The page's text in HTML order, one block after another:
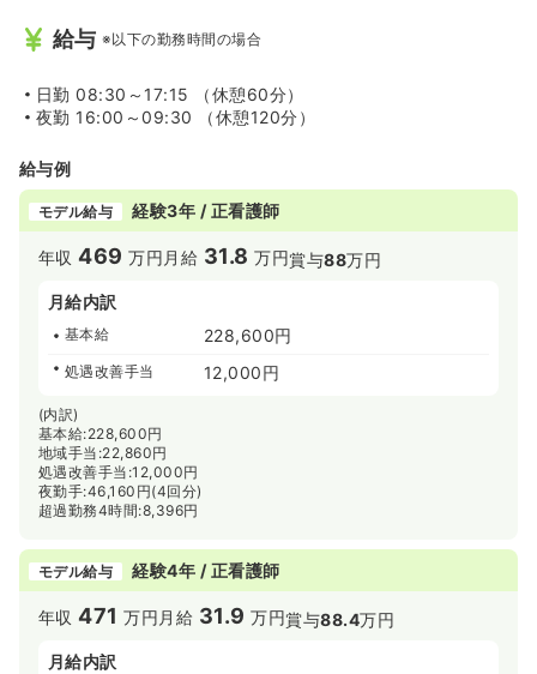
給与 ※以下の勤務時間の場合
日勤 08:30～17:15 （休憩60分）
夜勤 16:00～09:30 （休憩120分）
給与例
モデル給与 経験3年 / 正看護師
年収469 万円 月給 31.8 万円賞与88万円
月給内訳
基本給 228,600円
処遇改善手当 12,000円
(内訳)
基本給:228,600円
地域手当:22,860円
処遇改善手当:12,000円
夜勤手:46,160円(4回分)
超過勤務4時間:8,396円
モデル給与 経験4年 / 正看護師
年収471 万円 月給 31.9 万円賞与88.4万円
月給内訳